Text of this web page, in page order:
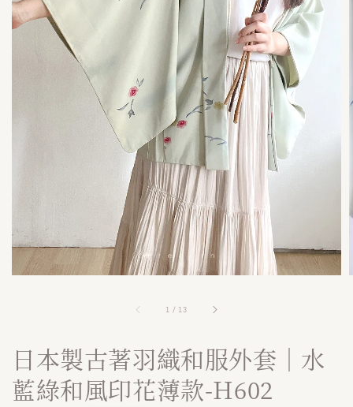
1 / 13
日本製古著羽織和服外套｜水
藍綠和風印花薄款-H602